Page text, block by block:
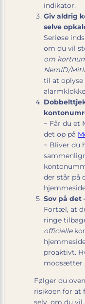
indikator.
Giv aldrig
selve
Seriøse
om du vil
om
NemID/
til at oplyse
− Får du et
det op på
− Bliver du
der står på
Sov på det
Fortæl, at
ringe
officielle
proaktivt.
modsætter
Følger du
risikoen for at
selv, om du